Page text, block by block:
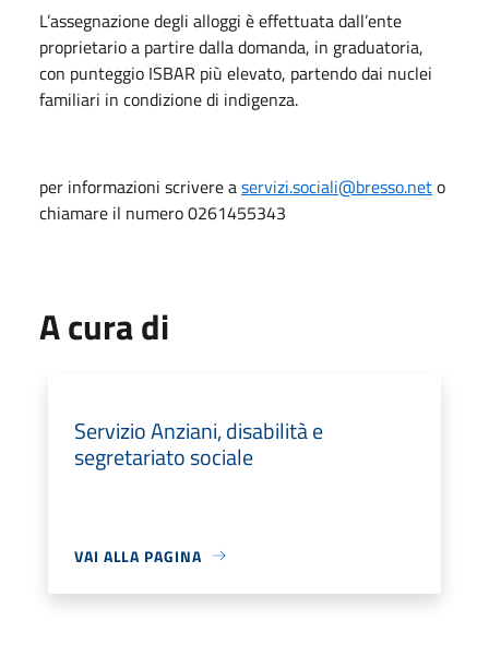
L’assegnazione degli alloggi è effettuata dall’ente
proprietario a partire dalla domanda, in graduatoria,
con punteggio ISBAR più elevato, partendo dai nuclei
familiari in condizione di indigenza.
per informazioni scrivere aservizi.sociali@bresso.neto
chiamare il numero 0261455343
A cura di
Servizio Anziani, disabilità e
segretariato sociale
VAI ALLA PAGINA